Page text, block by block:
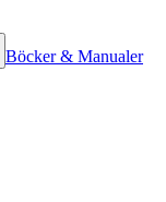
Böcker & Manualer